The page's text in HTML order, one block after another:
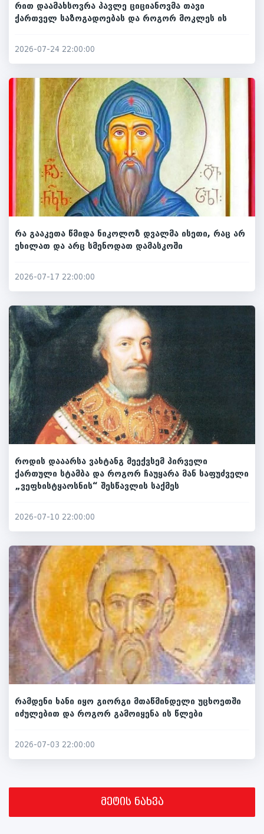
რით დაამახსოვრა პავლე ციციანოვმა თავი
ქართველ საზოგადოებას და როგორ მოკლეს ის
2026-07-24 22:00:00
რა გააკეთა წმიდა ნიკოლოზ დვალმა ისეთი, რაც არ
ეხილათ და არც სმენოდათ დამასკოში
2026-07-17 22:00:00
როდის დააარსა ვახტანგ მეექვსემ პირველი
ქართული სტამბა და როგორ ჩაუყარა მან საფუძველი
„ვეფხისტყაოსნის“ შესწავლის საქმეს
2026-07-10 22:00:00
რამდენი ხანი იყო გიორგი მთაწმინდელი უცხოეთში
იძულებით და როგორ გამოიყენა ის წლები
2026-07-03 22:00:00
მეტის ნახვა